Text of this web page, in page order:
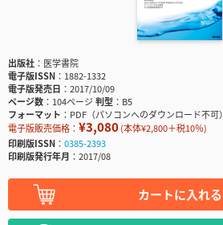
出版社
医学書院
電子版ISSN
1882-1332
電子版発売日
2017/10/09
ページ数
104ページ判型
B5
フォーマット
PDF（パソコンへのダウンロード不可）
電子版販売価格： ¥3,080(本体¥2,800＋税10％)
印刷版ISSN
0385-2393
印刷版発行年月
2017/08
カートに入れる